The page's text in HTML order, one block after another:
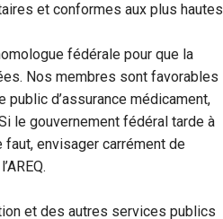
et conformes aux plus hautes
fédérale pour que la
Nos membres sont favorables
d’assurance médicament,
le gouvernement fédéral tarde à
faut, envisager carrément de
et des autres services publics